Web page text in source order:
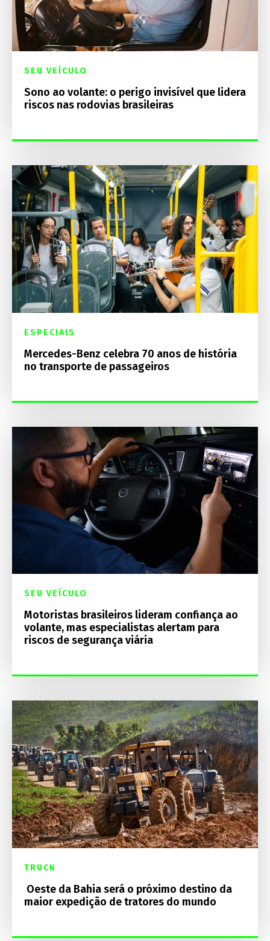
SEU VEÍCULO
Sono ao volante: o perigo invisível que lidera
riscos nas rodovias brasileiras
ESPECIAIS
Mercedes-Benz celebra 70 anos de história
no transporte de passageiros
SEU VEÍCULO
Motoristas brasileiros lideram confiança ao
volante, mas especialistas alertam para
riscos de segurança viária
TRUCK
Oeste da Bahia será o próximo destino da
maior expedição de tratores do mundo